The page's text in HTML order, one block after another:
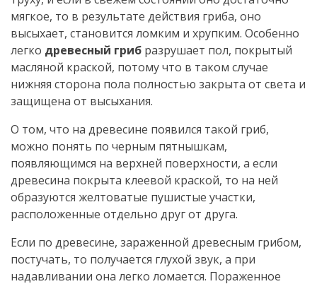
мягкое, то в результате действия гриба, оно
высыхает, становится ломким и хрупким. Особенно
легко древесный гриб разрушает пол, покрытый
масляной краской, потому что в таком случае
нижняя сторона пола полностью закрыта от света и
защищена от высыхания.
О том, что на древесине появился такой гриб,
можно понять по черным пятнышкам,
появляющимся на верхней поверхности, а если
древесина покрыта клеевой краской, то на ней
образуются желтоватые пушистые участки,
расположенные отдельно друг от друга.
Если по древесине, зараженной древесным грибом,
постучать, то получается глухой звук, а при
надавливании она легко ломается. Пораженное